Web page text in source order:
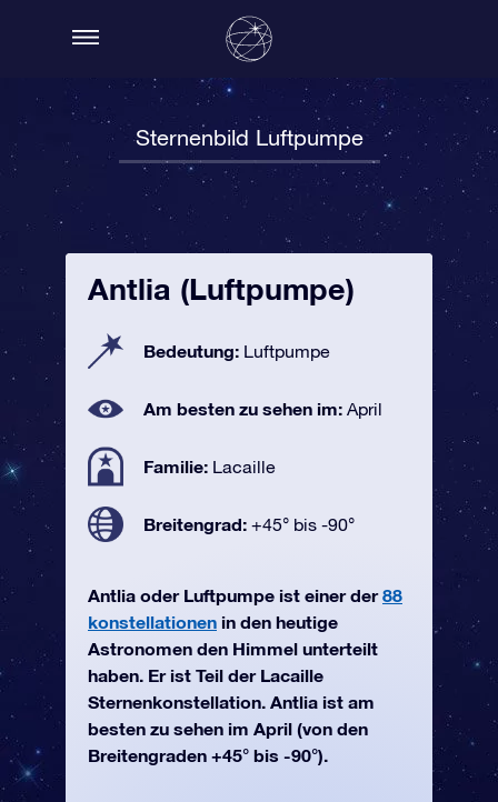
Sternenbild Luftpumpe
Antlia (Luftpumpe)
Bedeutung: Luftpumpe
Am besten zu sehen im: April
Familie: Lacaille
Breitengrad: +45° bis -90°
Antlia oder Luftpumpe ist einer der88
konstellationen in den heutige
Astronomen den Himmel unterteilt
haben. Er ist Teil der Lacaille
Sternenkonstellation. Antlia ist am
besten zu sehen im April (von den
Breitengraden +45° bis -90°).